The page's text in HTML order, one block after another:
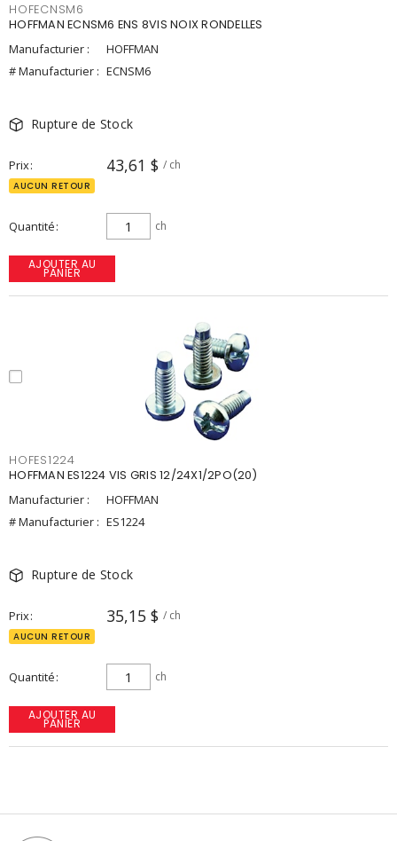
HOFECNSM6
HOFFMAN ECNSM6 ENS 8VIS NOIX RONDELLES
Manufacturier :
HOFFMAN
# Manufacturier : ECNSM6
Rupture de Stock
Prix 43,61 $ / ch
AUCUN RETOUR
Quantité ch
AJOUTER AU
PANIER
HOFES1224
HOFFMAN ES1224 VIS GRIS 12/24X1/2PO(20)
Manufacturier :
HOFFMAN
# Manufacturier : ES1224
Rupture de Stock
Prix 35,15 $ / ch
AUCUN RETOUR
Quantité ch
AJOUTER AU
PANIER